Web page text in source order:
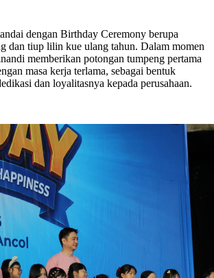
dengan Birthday Ceremony berupa
dan tiup lilin kue ulang tahun. Dalam momen
memberikan potongan tumpeng pertama
masa kerja terlama, sebagai bentuk
dan loyalitasnya kepada perusahaan.